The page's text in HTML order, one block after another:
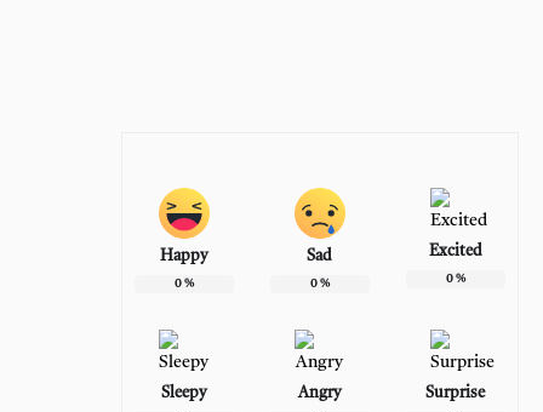
Happy
0%
Sad
0%
Excited
0%
Sleepy Angry Surprise